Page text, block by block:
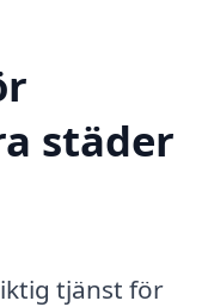
städer
tjänst för